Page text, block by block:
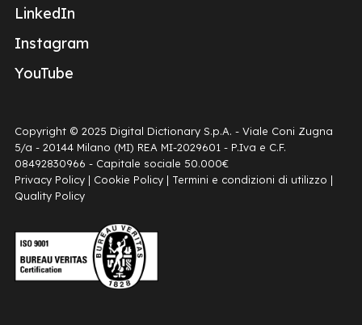
LinkedIn
Instagram
YouTube
Copyright © 2025 Digital Dictionary S.p.A. - Viale Coni Zugna
5/a - 20144 Milano (MI) REA MI-2029601 - P.Iva e C.F.
08492830966 - Capitale sociale 50.000€
Privacy Policy | Cookie Policy | Termini e condizioni di utilizzo |
Quality Policy